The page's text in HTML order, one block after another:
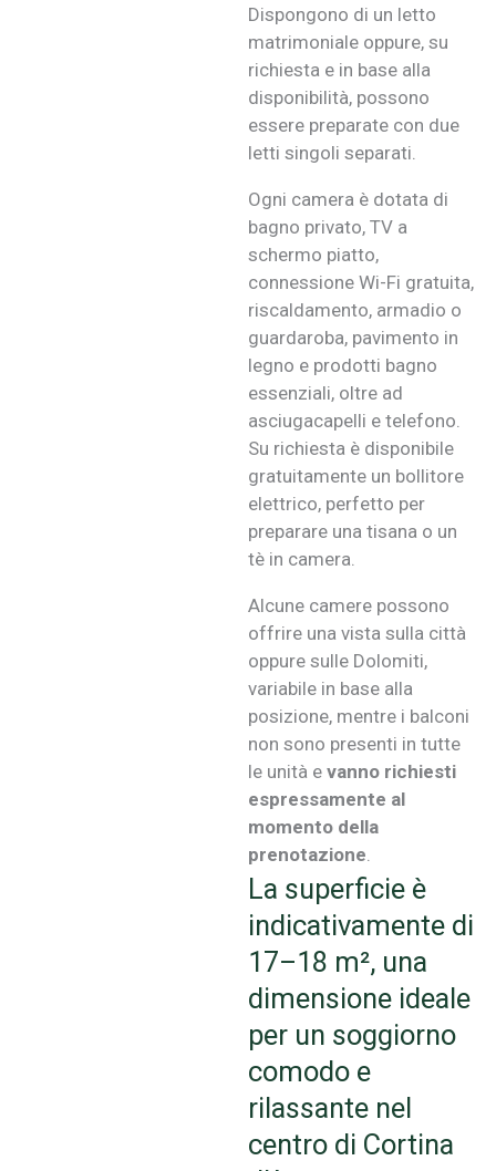
Dispongono di un letto
matrimoniale oppure, su
richiesta e in base alla
disponibilità, possono
essere preparate con due
letti singoli separati.
Ogni camera è dotata di
bagno privato, TV a
schermo piatto,
connessione Wi-Fi gratuita,
riscaldamento, armadio o
guardaroba, pavimento in
legno e prodotti bagno
essenziali, oltre ad
asciugacapelli e telefono.
Su richiesta è disponibile
gratuitamente un bollitore
elettrico, perfetto per
preparare una tisana o un
tè in camera.
Alcune camere possono
offrire una vista sulla città
oppure sulle Dolomiti,
variabile in base alla
posizione, mentre i balconi
non sono presenti in tutte
le unità e vanno richiesti
espressamente al
momento della
prenotazione.
La superficie è
indicativamente di
17–18 m², una
dimensione ideale
per un soggiorno
comodo e
rilassante nel
centro di Cortina